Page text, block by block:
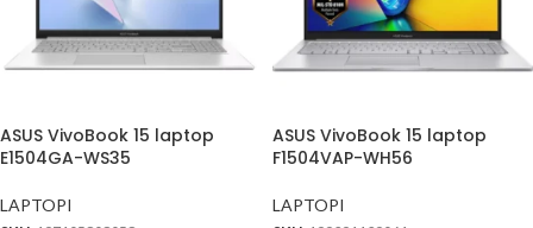
ASUS VivoBook 15 laptop
E1504GA-WS35
LAPTOPI
ASUS VivoBook 15 laptop
F1504VAP-WH56
LAPTOPI